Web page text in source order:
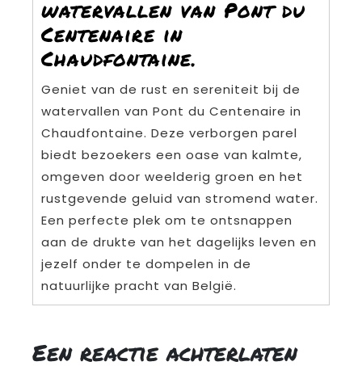
watervallen van Pont du
Centenaire in
Chaudfontaine.
Geniet van de rust en sereniteit bij de
watervallen van Pont du Centenaire in
Chaudfontaine. Deze verborgen parel
biedt bezoekers een oase van kalmte,
omgeven door weelderig groen en het
rustgevende geluid van stromend water.
Een perfecte plek om te ontsnappen
aan de drukte van het dagelijks leven en
jezelf onder te dompelen in de
natuurlijke pracht van België.
Een reactie achterlaten